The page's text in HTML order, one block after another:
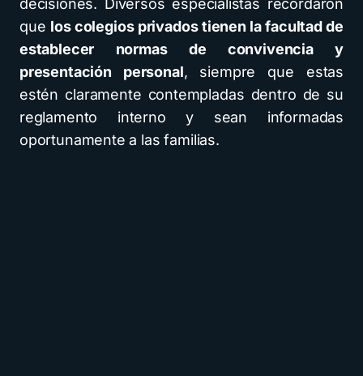
decisiones. Diversos especialistas recordaron
que los colegios privados tienen la facultad de
establecer normas de convivencia y
presentación personal, siempre que estas
estén claramente contempladas dentro de su
reglamento interno y sean informadas
oportunamente a las familias.